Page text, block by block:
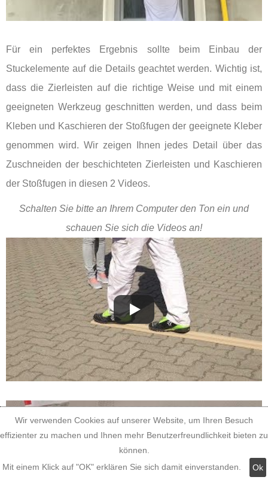
Für ein perfektes Ergebnis sollte beim Einbau der
Stuckelemente auf die Details geachtet werden. Wichtig ist,
dass die Zierleisten auf die richtige Weise und mit einem
geeigneten Werkzeug geschnitten werden, und dass beim
Kleben und Kaschieren der Stoßfugen der geeignete Kleber
genommen wird. Wir zeigen Ihnen jedes Detail über das
Zuschneiden der beschichteten Zierleisten und Kaschieren
der Stoßfugen in diesen 2 Videos.
Schalten Sie bitte an Ihrem Computer den Ton ein und
schauen Sie sich die Videos an!
Wir verwenden Cookies auf unserer Website, um Ihren Besuch
effizienter zu machen und Ihnen mehr Benutzerfreundlichkeit bieten zu
können.
Mit einem Klick auf "OK" erklären Sie sich damit einverstanden.
Ok